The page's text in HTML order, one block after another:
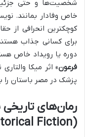
شخصیت‌ها و حتی
خاص وفادار بمانند.
کوچکترین انحرافی از
برای کسانی جذاب
دوره یا رویداد خاص
فرعون» اثر میکا
پزشک در مصر باستان را
رمان‌های تاریخی
(Imaginative Historical Fiction)